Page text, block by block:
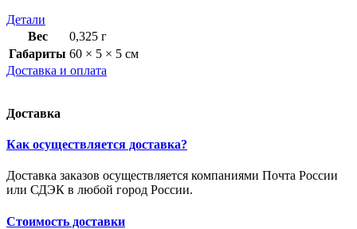
Детали
Вес
0,325 г
Габариты 60 × 5 × 5 см
Доставка и оплата
Доставка
Как осуществляется доставка?
Доставка заказов осуществляется компаниями Почта России
или СДЭК в любой город России.
Стоимость доставки